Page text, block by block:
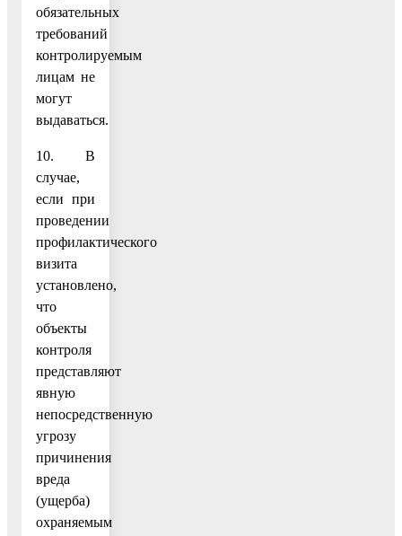
обязательных
требований
контролируемым
лицам не
могут
выдаваться.
10. В
случае,
если при
проведении
профилактического
визита
установлено,
что
объекты
контроля
представляют
явную
непосредственную
угрозу
причинения
вреда
(ущерба)
охраняемым